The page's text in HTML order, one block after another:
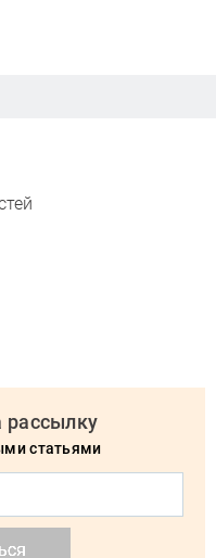
рассылку
статьями